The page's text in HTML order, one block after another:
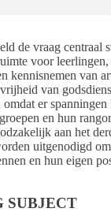
de vraag centraal
voor leerlingen,
kennisnemen van
van
er spanningen
en hun
aan het
uitgenodigd
en hun eigen
SUBJECT